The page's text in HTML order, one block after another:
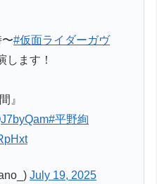
〜#仮面ライダーガヴ
ます！
』
#平野絢
July 19, 2025